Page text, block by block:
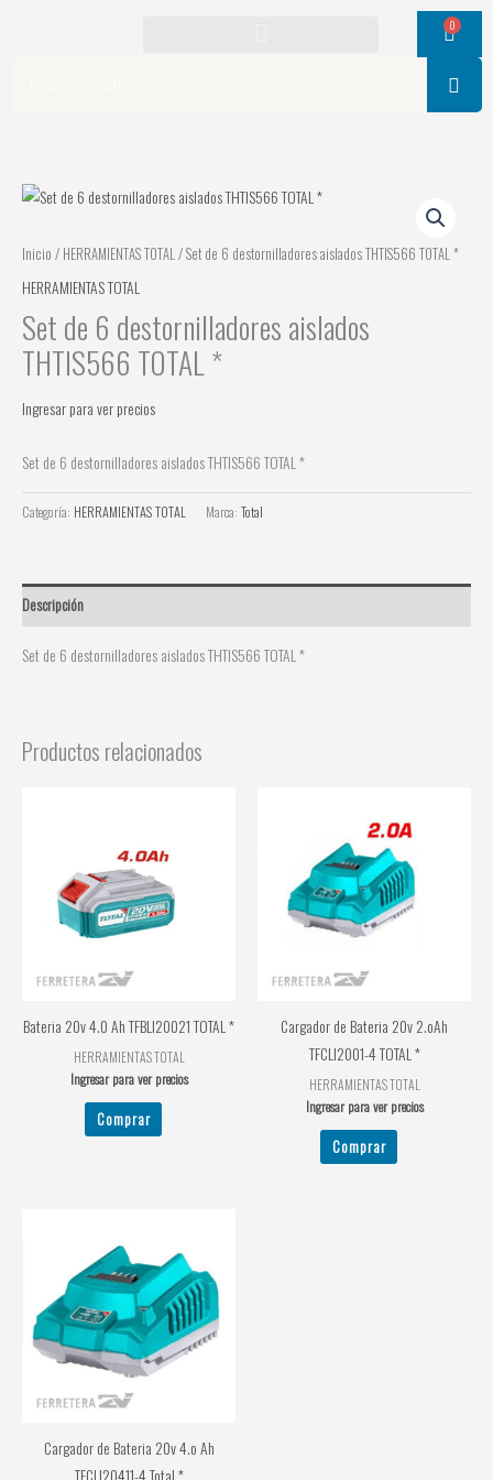
0
Cart
Inicio / HERRAMIENTAS TOTAL/ Set de 6 destornilladores aislados THTIS566 TOTAL *
HERRAMIENTAS TOTAL
Set de 6 destornilladores aislados
THTIS566 TOTAL *
Ingresar para ver precios
Set de 6 destornilladores aislados THTIS566 TOTAL *
Categoría: HERRAMIENTAS TOTAL Marca: Total
Descripción
Set de 6 destornilladores aislados THTIS566 TOTAL *
Productos relacionados
Bateria 20v 4.0 Ah TFBLI20021 TOTAL *
HERRAMIENTAS TOTAL
Ingresar para ver precios
Comprar
Cargador de Bateria 20v 2.oAh
TFCLI2001-4 TOTAL *
HERRAMIENTAS TOTAL
Ingresar para ver precios
Comprar
Cargador de Bateria 20v 4.o Ah